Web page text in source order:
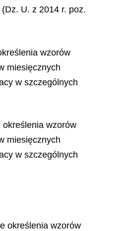
U. z 2014 r. poz.
wzorów
miesięcznych
w szczególnych
określenia wzorów
miesięcznych
w szczególnych
określenia wzorów